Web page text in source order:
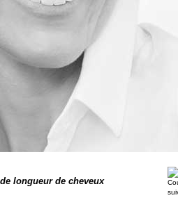
longueur de cheveux